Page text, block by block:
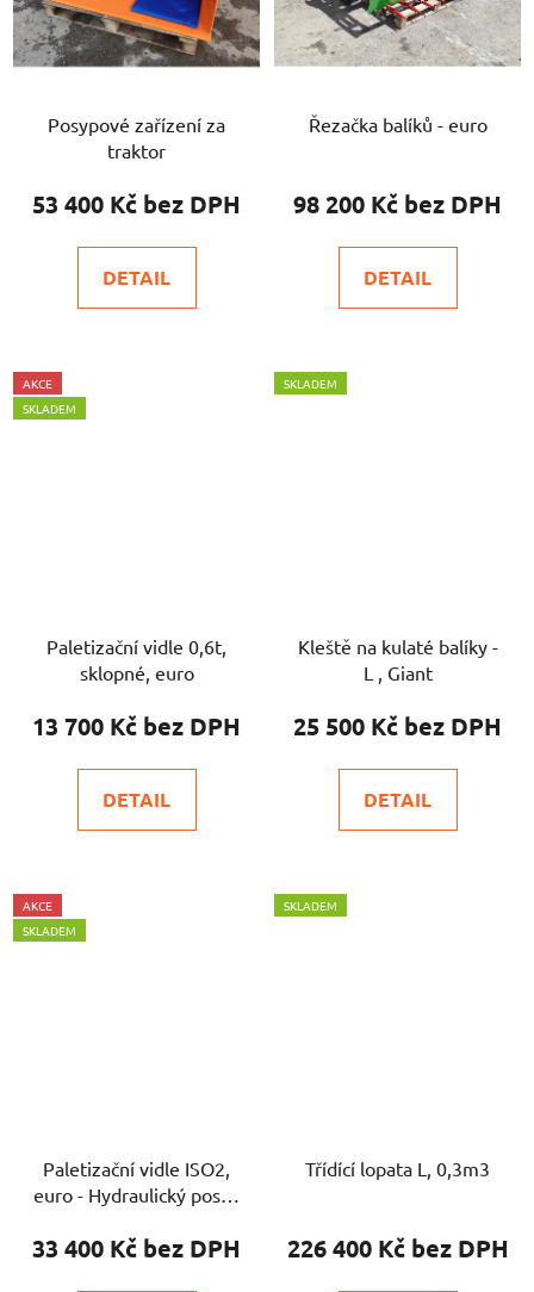
Posypové zařízení za
traktor
53 400 Kč
DETAIL
Řezačka balíků - euro
98 200 Kč
DETAIL
AKCE
SKLADEM
Paletizační vidle 0,6t,
sklopné, euro
13 700 Kč
DETAIL
SKLADEM
Kleště na kulaté balíky -
L , Giant
25 500 Kč
DETAIL
AKCE
SKLADEM
Paletizační vidle ISO2,
euro - Hydraulický posuv
33 400 Kč
SKLADEM
Třídící lopata L, 0,3m3
226 400 Kč